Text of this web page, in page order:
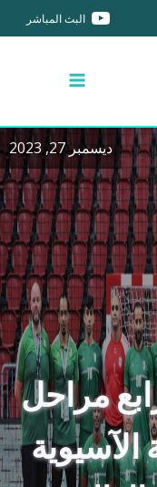
البث المباشر
ديسمبر 27, 2023
مراحل
الآسيوية